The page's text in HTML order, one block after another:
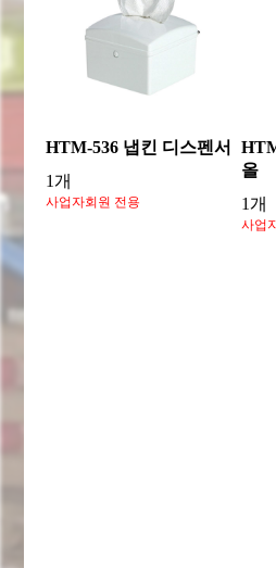
HTM-536 냅킨 디스펜서
1개
사업자회원 전용
올
1개
사업